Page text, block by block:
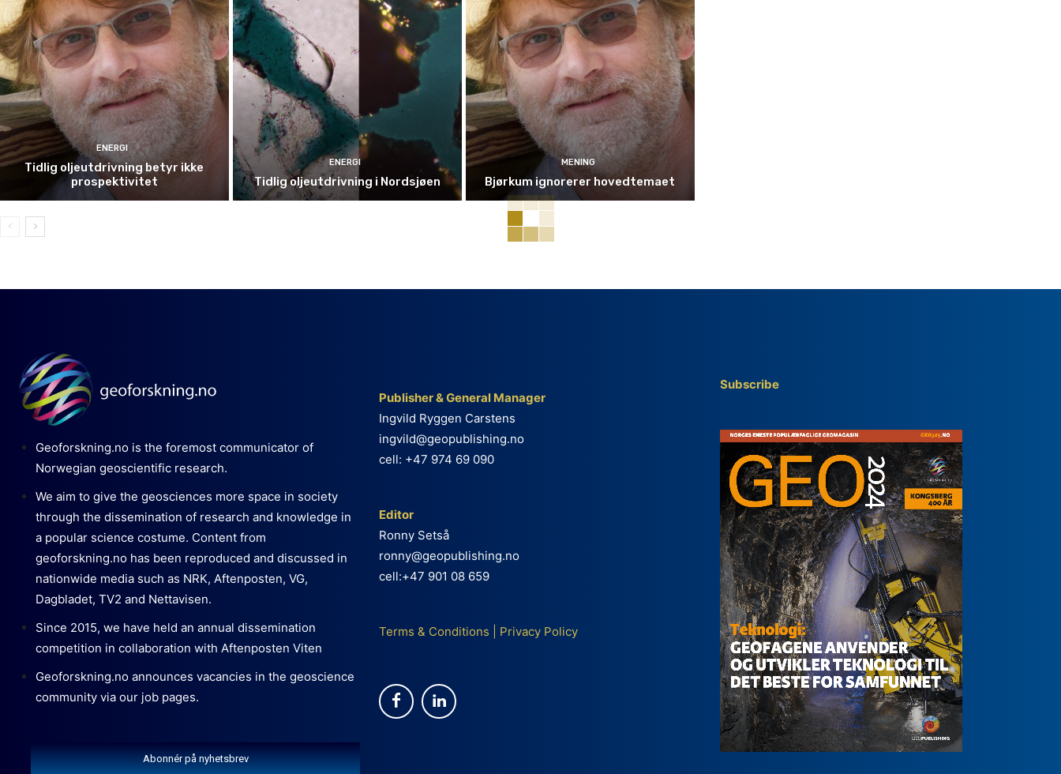
ENERGI
Tidlig oljeutdrivning betyr ikke
prospektivitet
ENERGI
Tidlig oljeutdrivning i Nordsjøen
MENING
Bjørkum ignorerer hovedtemaet